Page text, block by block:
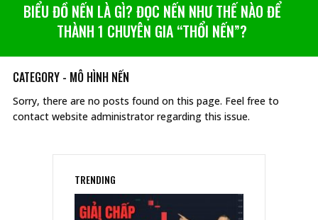
BIỂU ĐỒ NẾN LÀ GÌ? ĐỌC NẾN NHƯ THẾ NÀO ĐỂ
THÀNH 1 CHUYÊN GIA “THỔI NẾN”?
CATEGORY - MÔ HÌNH NẾN
Sorry, there are no posts found on this page. Feel free to
contact website administrator regarding this issue.
TRENDING